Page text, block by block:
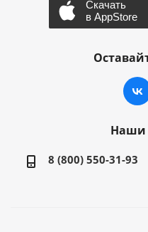
Наши
8 (800) 550-31-93